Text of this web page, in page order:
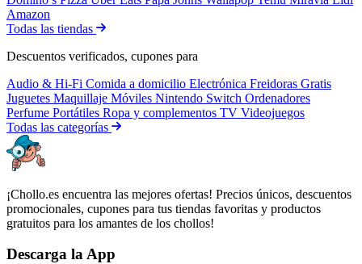
Amazon
Todas las tiendas
Descuentos verificados, cupones para
Audio & Hi-Fi Comida a domicilio Electrónica Freidoras Gratis
Juguetes Maquillaje Móviles Nintendo Switch Ordenadores
Perfume Portátiles Ropa y complementos TV Videojuegos
Todas las categorías
¡Chollo.es encuentra las mejores ofertas! Precios únicos, descuentos
promocionales, cupones para tus tiendas favoritas y productos
gratuitos para los amantes de los chollos!
Descarga la App